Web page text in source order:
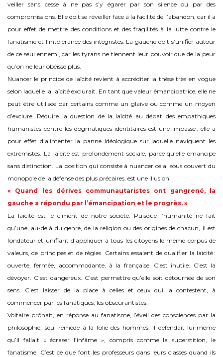
veiller sans cesse à ne pas s’y égarer par son silence ou par des
compromissions. Elle doit se réveiller face à la facilité de l’abandon, car il a
pour effet de mettre des conditions et des fragilités à la lutte contre le
fanatisme et l’intolérance des intégristes. La gauche doit s’unifier autour
de ce seul ennemi, car les tyrans ne tiennent leur pouvoir que de la peur
qu’on ne leur obéisse plus.
Nuancer le principe de laïcité revient à accréditer la thèse très en vogue
selon laquelle la laïcité exclurait. En tant que valeur émancipatrice, elle ne
peut être utilisée par certains comme un glaive ou comme un moyen
d’exclure. Réduire la question de la laïcité au débat des empathiques
humanistes contre les dogmatiques identitaires est une impasse : elle a
pour effet d’alimenter la panne idéologique sur laquelle naviguent les
extrémistes. La laïcité est profondément sociale, parce qu’elle émancipe
sans distinction. La position qui consiste à nuancer cela, sous couvert du
monopole de la défense des plus précaires, est une illusion.
« Quand les dérives communautaristes ont gangrené, la
gauche a répondu par l’émancipation et le progrès. »
La laïcité est le ciment de notre société. Puisque l’humanité ne fait
qu’une, au-delà du genre, de la religion ou des origines de chacun, il est
fondateur et unifiant d’appliquer à tous les citoyens le même corpus de
valeurs, de principes et de règles. Certains essaient de qualifier la laïcité :
ouverte, fermée, accommodante, à la française. C’est inutile. C’est la
dévoyer. C’est dangereux. C’est permettre qu’elle soit détournée de son
sens. C’est laisser de la place à celles et ceux qui la contestent, à
commencer par les fanatiques, les obscurantistes.
Voltaire prônait, en réponse au fanatisme, l’éveil des consciences par la
philosophie, seul remède à la folie des hommes. Il défendait lui-même
qu’il fallait « écraser l’infâme », compris comme la superstition, le
fanatisme. C’est ce que font les professeurs dans leurs classes quand ils